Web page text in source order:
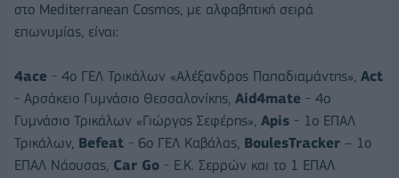
στο Mediterranean Cosmos, με αλφαβητική σειρά
επωνυμίας, είναι:
4ace - 4o ΓΕΛ Τρικάλων «Αλέξανδρος Παπαδιαμάντης», Act
- Αρσάκειο Γυμνάσιο Θεσσαλονίκης, Aid4mate - 4ο
Γυμνάσιο Τρικάλων «Γιώργος Σεφέρης», Apis - 1o ΕΠΑΛ
Τρικάλων, Βefeat - 6ο ΓΕΛ Καβάλας, BoulesTracker – 1ο
ΕΠΑΛ Νάουσας, Car Go - Ε.Κ. Σερρών και το 1 ΕΠΑΛ